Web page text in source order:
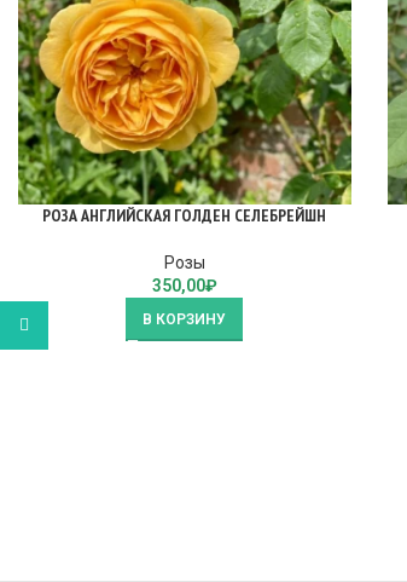
РОЗА АНГЛИЙСКАЯ ГОЛДЕН СЕЛЕБРЕЙШН
Розы
350,00₽
В КОРЗИНУ